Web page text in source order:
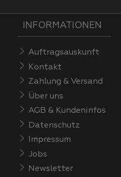
INFORMATIONEN
Auftragsauskunft
Kontakt
Zahlung & Versand
Über uns
AGB & Kundeninfos
Datenschutz
Impressum
Jobs
Newsletter